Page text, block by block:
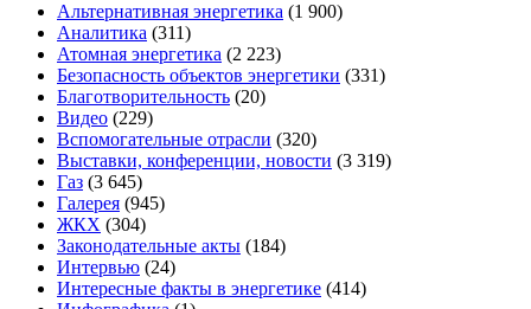
Альтернативная энергетика (1 900)
Аналитика (311)
Атомная энергетика (2 223)
Безопасность объектов энергетики (331)
Благотворительность (20)
Видео (229)
Вспомогательные отрасли (320)
Выставки, конференции, новости (3 319)
Газ (3 645)
Галерея (945)
ЖКХ (304)
Законодательные акты (184)
Интервью (24)
Интересные факты в энергетике (414)